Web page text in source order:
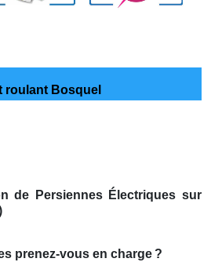
roulant Bosquel
de Persiennes Électriques sur
prenez-vous en charge ?